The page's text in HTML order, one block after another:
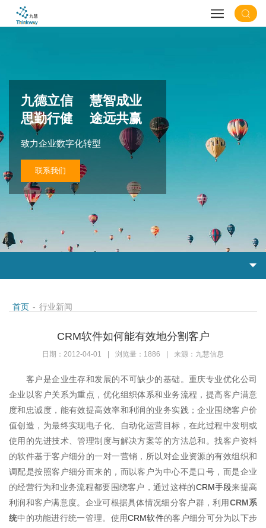
九德立信 慧智成业
思勤行健 途远共赢
致力企业数字化转型
联系我们
首页 - 行业新闻
CRM软件如何能有效地分割客户
日期：2012-04-01 浏览量：1886 来源：九慧信息
客户是企业生存和发展的不可缺少的基础。重庆专业优化公司
企业以客户关系为重点，优化组织体系和业务流程，提高客户满意
度和忠诚度，能有效提高效率和利润的业务实践；企业围绕客户价
值创造，为最终实现电子化、自动化运营目标，在此过程中发明或
使用的先进技术、管理制度与解决方案等的方法总和。找客户资料
的软件基于客户细分的一对一营销，所以对企业资源的有效组织和
调配是按照客户细分而来的，而以客户为中心不是口号，而是企业
的经营行为和业务流程都要围绕客户，通过这样的CRM手段来提高
利润和客户满意度。企业可根据具体情况细分客户群，利用CRM系
统中的功能进行统一管理。使用CRM软件的客户细分可分为以下步